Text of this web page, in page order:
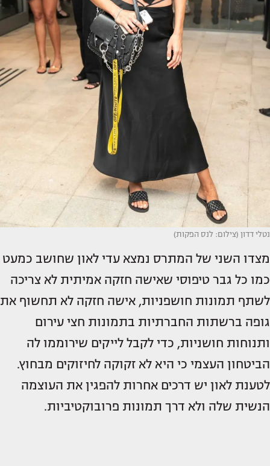
נטלי דדון (צילום: לנס הפקות)
מצדו השני של המתרס נמצא עדי לאון שחושב כמעט
כמו כל גבר טיפוסי שאישה חזקה אמיתית לא צריכה
לשתף תמונות חושפניות, אישה חזקה לא תחשוף את
גופה ברשתות החברתיות בתמונות חצי עירום
ותנוחות חושניות, כדי לקבל לייקים שירוממו לה
הביטחון העצמי כי היא לא זקוקה לחיזוקים מבחוץ.
לטענת לאון יש דרכים אחרות להפגין את העוצמה
הנשית שלה ולא דרך תמונות פרובוקטיביות.